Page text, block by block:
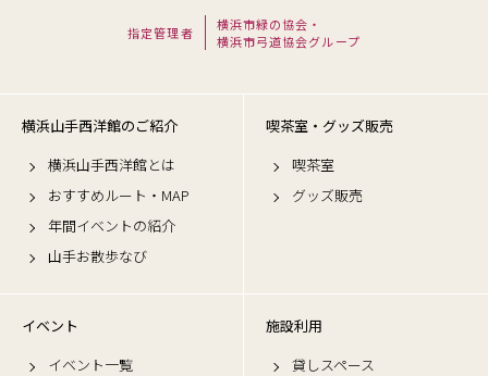
指定管理者
横浜市緑の協会・
横浜市弓道協会グループ
横浜山手西洋館のご紹介
横浜山手西洋館とは
おすすめルート・MAP
年間イベントの紹介
山手お散歩なび
喫茶室・グッズ販売
喫茶室
グッズ販売
イベント
イベント一覧
施設利用
貸しスペース